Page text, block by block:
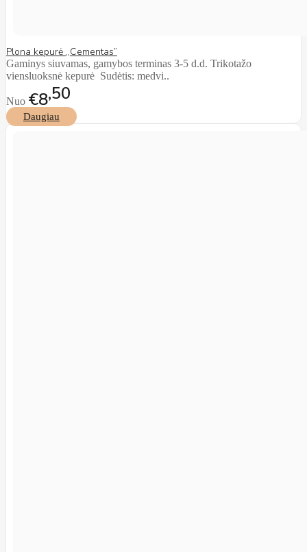
Plona kepurė ,,Cementas”
Gaminys siuvamas, gamybos terminas 3-5 d.d. Trikotažo
viensluoksnė kepurė Sudėtis: medvi..
Nuo €850
Daugiau